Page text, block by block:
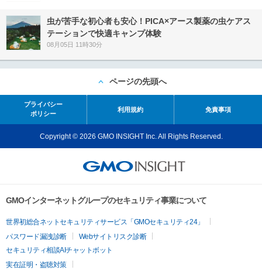
虫が苦手な初心者も安心！PICA×アース製薬の虫ケアス
テーションで快適キャンプ体験
08月05日 11時30分
ページの先頭へ
プライバシー
ポリシー
利用規約 免責事項
Copyright © 2026 GMO INSIGHT Inc. All Rights Reserved.
GMOインターネットグループのセキュリティ事業について
世界初総合ネットセキュリティサービス「GMOセキュリティ24」
パスワード漏洩診断
Webサイトリスク診断
セキュリティ相談AIチャットボット
実在証明・盗聴対策